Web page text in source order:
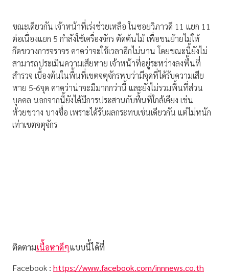
ขณะเดียวกัน เจ้าหน้าที่เร่งช่วยเหลือ ในซอยวิภาวดี 11 แยก 11
ต่อเนื่องแยก 5 กำลังใช้เครื่องจักร ตัดต้นไม้ เพื่อขนย้ายไม่ให้
กีดขวางการจราจร คาดว่าจะใช้เวลาอีกไม่นาน โดยขณะนี้ยังไม่
สามารถประเมินความเสียหาย เจ้าหน้าที่อยู่ระหว่างลงพื้นที่
สำรวจ เบื้องต้นในพื้นที่เขตจตุจักรพบว่ามีจุดที่ได้รับความเสีย
หาย 5-6จุด คาดว่าน่าจะมีมากกว่านี้ และยังไม่รวมพื้นที่ส่วน
บุคคล นอกจากนี้ยังได้มีการประสานกับพื้นที่ใกล้เคียง เช่น
ห้วยขวาง บางซื่อ เพราะได้รับผลกระทบเช่นเดียวกัน แต่ไม่หนัก
เท่าเขตจตุจักร
ติดตามเนื้อหาดีๆแบบนี้ได้ที่
Facebook : https://www.facebook.com/innnews.co.th